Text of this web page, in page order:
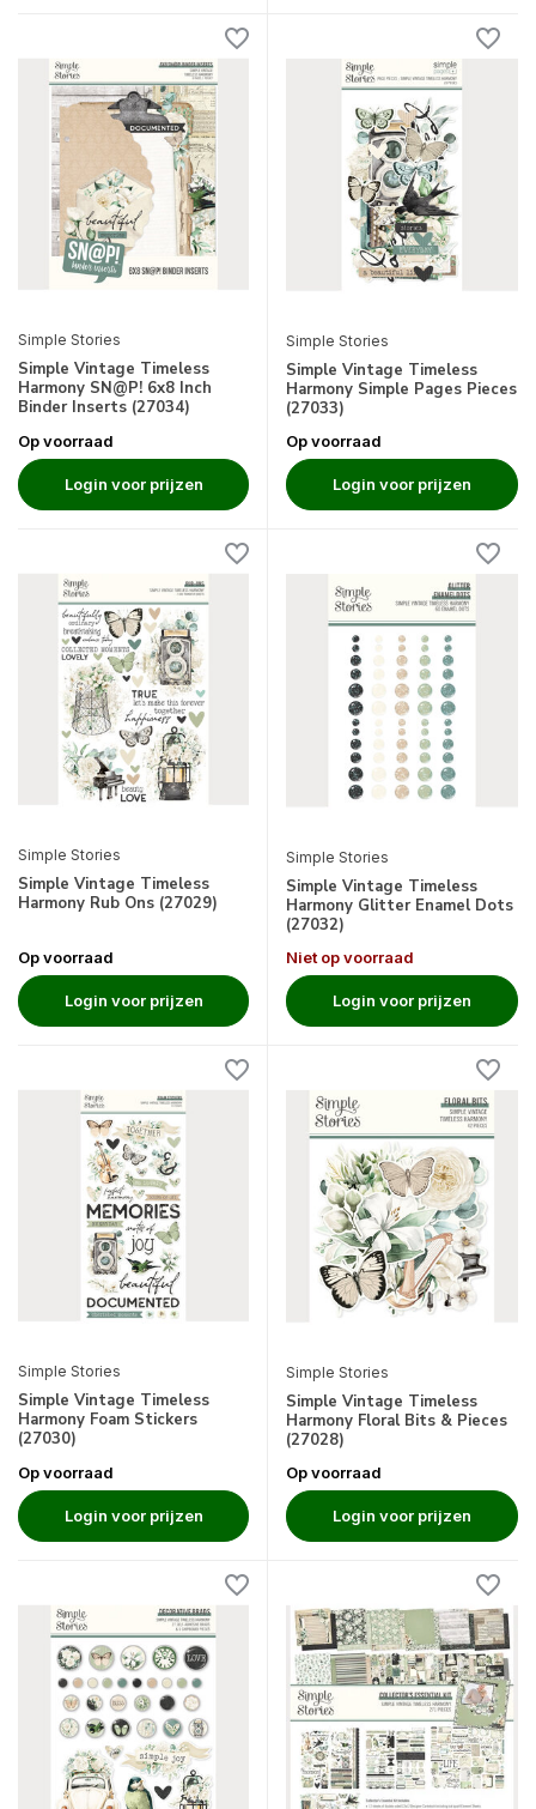
Simple Stories
Simple Vintage Timeless
Harmony SN@P! 6x8 Inch
Binder Inserts (27034)
Op voorraad
Login voor prijzen
Simple Stories
Simple Vintage Timeless
Harmony Simple Pages Pieces
(27033)
Op voorraad
Login voor prijzen
Simple Stories
Simple Vintage Timeless
Harmony Rub Ons (27029)
Op voorraad
Login voor prijzen
Simple Stories
Simple Vintage Timeless
Harmony Glitter Enamel Dots
(27032)
Niet op voorraad
Login voor prijzen
Simple Stories
Simple Vintage Timeless
Harmony Foam Stickers
(27030)
Op voorraad
Login voor prijzen
Simple Stories
Simple Vintage Timeless
Harmony Floral Bits & Pieces
(27028)
Op voorraad
Login voor prijzen